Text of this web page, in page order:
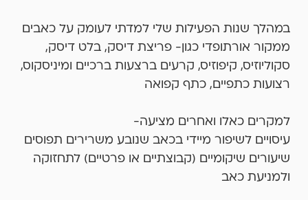
במהלך שנות הפעילות שלי למדתי לעומק על כאבים
ממקור אורתופדי כגון- פריצת דיסק, בלט דיסק,
סקוליוזיס, קיפוזיס, קרעים ברצעות ברכיים ומיניסקוס,
רצועות כתפיים, כתף קפואה
למקרים כאלו ואחרים מציעה-
עיסויים לשיפור מיידי בכאב שנובע משרירים תפוסים
שיעורים שיקומיים (קבוצתיים או פרטיים) לתחזוקה
ולמניעת כאב